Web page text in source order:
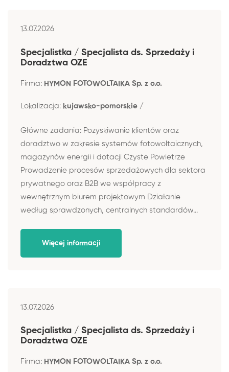
13.07.2026
Specjalistka / Specjalista ds. Sprzedaży i
Doradztwa OZE
Firma: HYMON FOTOWOLTAIKA Sp. z o.o.
Lokalizacja: kujawsko-pomorskie /
Główne zadania: Pozyskiwanie klientów oraz
doradztwo w zakresie systemów fotowoltaicznych,
magazynów energii i dotacji Czyste Powietrze
Prowadzenie procesów sprzedażowych dla sektora
prywatnego oraz B2B we współpracy z
wewnętrznym biurem projektowym Działanie
według sprawdzonych, centralnych standardów...
Więcej informacji
13.07.2026
Specjalistka / Specjalista ds. Sprzedaży i
Doradztwa OZE
Firma: HYMON FOTOWOLTAIKA Sp. z o.o.